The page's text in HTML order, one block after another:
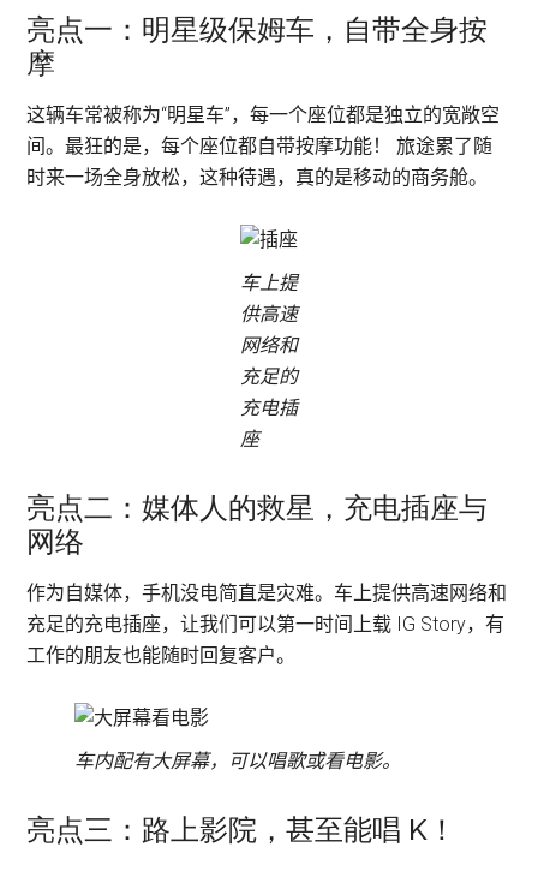
亮点一：明星级保姆车，自带全身按
摩
这辆车常被称为“明星车”，每一个座位都是独立的宽敞空
间。最狂的是，每个座位都自带按摩功能！ 旅途累了随
时来一场全身放松，这种待遇，真的是移动的商务舱。
车上提
供高速
网络和
充足的
充电插
座
亮点二：媒体人的救星，充电插座与
网络
作为自媒体，手机没电简直是灾难。车上提供高速网络和
充足的充电插座，让我们可以第一时间上载 IG Story，有
工作的朋友也能随时回复客户。
车内配有大屏幕，可以唱歌或看电影。
亮点三：路上影院，甚至能唱 K！